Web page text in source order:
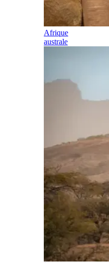
Afrique
australe